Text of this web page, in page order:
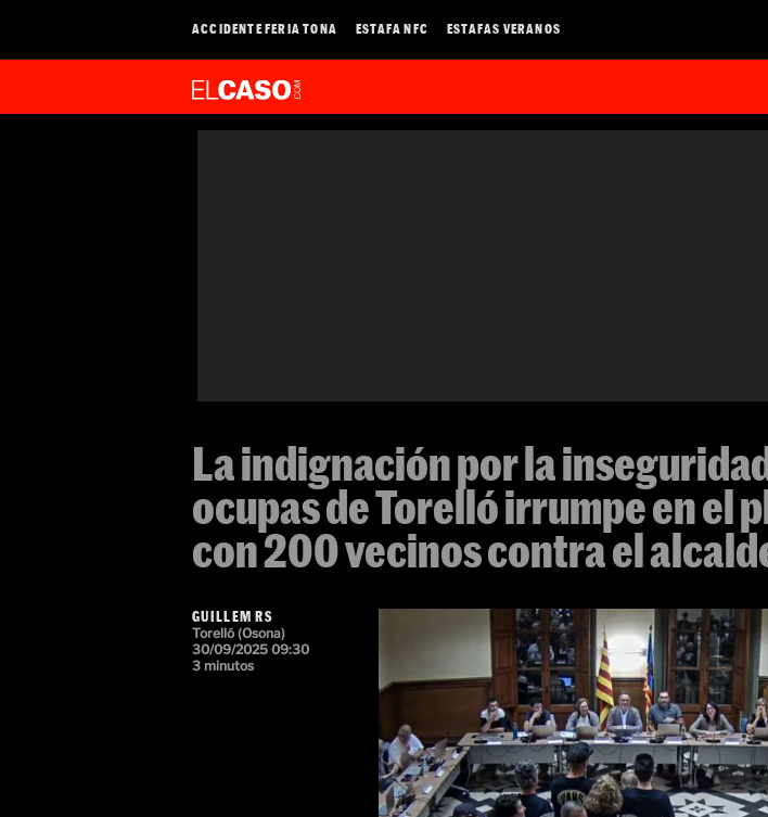
ACCIDENTE FERIA TONA ESTAFA NFC ESTAFAS VERANOS
La indignación por la
ocupas de Torelló irrumpe en el
con 200 vecinos contra el
GUILLEM RS
Torelló (Osona)
30/09/2025 09:30
3 minutos